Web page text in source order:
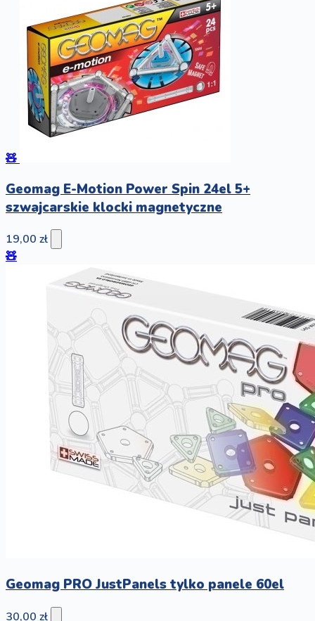
🧸
Geomag E-Motion Power Spin 24el 5+
szwajcarskie klocki magnetyczne
19,00 zł
🧸
Geomag PRO JustPanels tylko panele 60el
30,00 zł